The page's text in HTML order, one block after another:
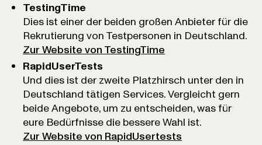
TestingTime
Dies ist einer der beiden großen Anbieter für die
Rekrutierung von Testpersonen in Deutschland.
Zur Website von TestingTime
RapidUserTests
Und dies ist der zweite Platzhirsch unter den in
Deutschland tätigen Services. Vergleicht gern
beide Angebote, um zu entscheiden, was für
eure Bedürfnisse die bessere Wahl ist.
Zur Website von RapidUsertests